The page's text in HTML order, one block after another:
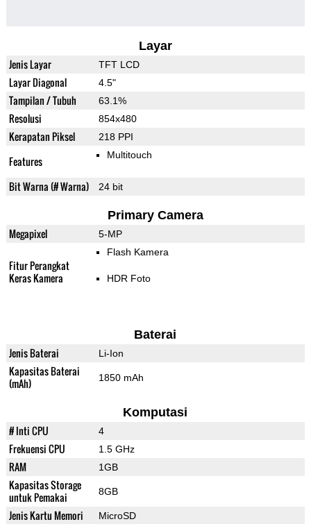
Layar
Jenis Layar TFT LCD
Layar Diagonal 4.5"
Tampilan / Tubuh 63.1%
Resolusi 854x480
Kerapatan Piksel 218 PPI
Features Multitouch
Bit Warna (# Warna) 24 bit
Primary Camera
Megapixel 5-MP
Fitur Perangkat
Keras Kamera
Flash Kamera
HDR Foto
Baterai
Jenis Baterai Li-Ion
Kapasitas Baterai
(mAh)
1850 mAh
Komputasi
# Inti CPU 4
Frekuensi CPU 1.5 GHz
RAM 1GB
Kapasitas Storage
untuk Pemakai
8GB
Jenis Kartu Memori MicroSD